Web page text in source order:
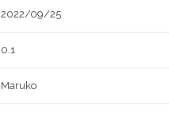
2022/09/25
0.1
Maruko